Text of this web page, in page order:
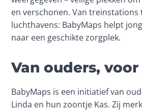
en verschonen. Van
luchthavens: BabyMaps helpt
naar een geschikte zorgplek.
Van ouders,
BabyMaps is een initiatief van
Linda en hun zoontje Kas. Zij